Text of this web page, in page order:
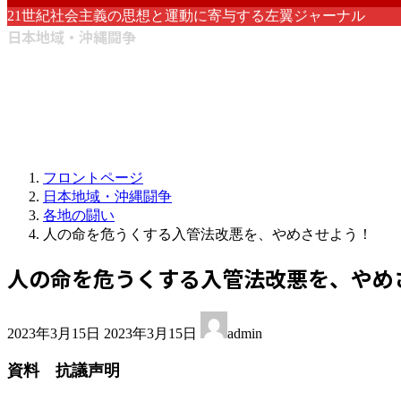
21世紀社会主義の思想と運動に寄与する左翼ジャーナル
日本地域・沖縄闘争
フロントページ
日本地域・沖縄闘争
各地の闘い
人の命を危うくする入管法改悪を、やめさせよう！
人の命を危うくする入管法改悪を、やめ
2023年3月15日 終
新
2023年3月15日 admin
資料 抗議声明